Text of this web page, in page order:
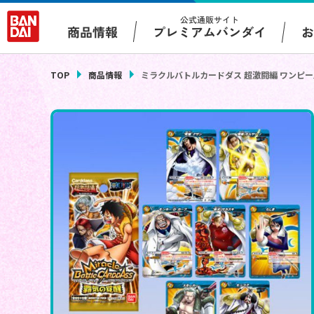
商品情報
公式通販サイト
プレミアムバンダイ
TOP 商品情報 ミラクルバトルカードダス 超激闘編 ワンピ